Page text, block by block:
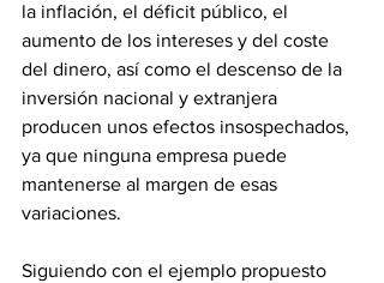
la inflación, el déficit público, el
aumento de los intereses y del coste
del dinero, así como el descenso de la
inversión nacional y extranjera
producen unos efectos insospechados,
ya que ninguna empresa puede
mantenerse al margen de esas
variaciones.
Siguiendo con el ejemplo propuesto